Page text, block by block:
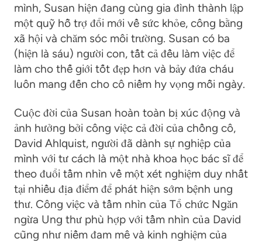
mình, Susan hiện đang cùng gia đình thành lập
một quỹ hỗ trợ đổi mới về sức khỏe, công bằng
xã hội và chăm sóc môi trường. Susan có ba
(hiện là sáu) người con, tất cả đều làm việc để
làm cho thế giới tốt đẹp hơn và bảy đứa cháu
luôn mang đến cho cô niềm hy vọng mỗi ngày.
Cuộc đời của Susan hoàn toàn bị xúc động và
ảnh hưởng bởi công việc cả đời của chồng cô,
David Ahlquist, người đã dành sự nghiệp của
mình với tư cách là một nhà khoa học bác sĩ để
theo đuổi tầm nhìn về một xét nghiệm duy nhất
tại nhiều địa điểm để phát hiện sớm bệnh ung
thư. Công việc và tầm nhìn của Tổ chức Ngăn
ngừa Ung thư phù hợp với tầm nhìn của David
cũng như niềm đam mê và kinh nghiệm của